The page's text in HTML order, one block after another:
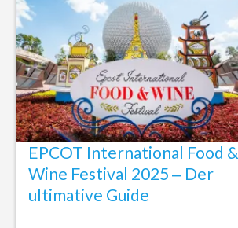
EPCOT International Food &
Wine Festival 2025 ‒ Der
ultimative Guide